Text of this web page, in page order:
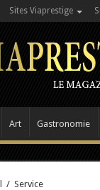
Sites Viaprestige
Art Gastronomie
/ Service